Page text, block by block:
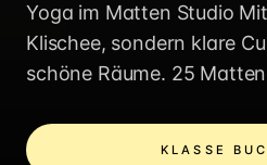
Yoga im Matten Studio
Klischee, sondern klare
schöne Räume. 25
KLASSE